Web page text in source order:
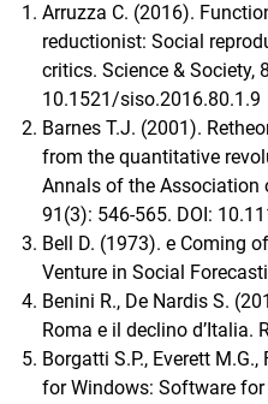
Arruzza C. (2016).
reductionist: Social
critics. Science & Society,
10.1521/siso.2016.80.1.9
Barnes T.J. (2001).
from the quantitative
Annals of the Association
91(3): 546-565. DOI:
Bell D. (1973). e Coming
Venture in Social
Benini R., De Nardis S.
Roma e il declino d’Italia.
Borgatti S.P., Everett
for Windows: Software